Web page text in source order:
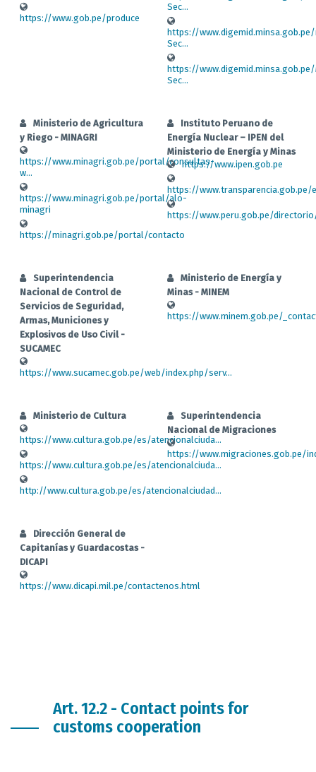
https://www.gob.pe/produce
Sec...
https://www.digemid.minsa.gob.pe/
Sec...
https://www.digemid.minsa.gob.pe/
Sec...
Ministerio de Agricultura
y Riego - MINAGRI
https://www.minagri.gob.pe/portal/consultas-
w...
https://www.minagri.gob.pe/portal/alo-
minagri
https://minagri.gob.pe/portal/contacto
Instituto Peruano de
Energía Nuclear – IPEN del
Ministerio de Energía y Minas
https://www.ipen.gob.pe
https://www.transparencia.gob.pe/
https://www.peru.gob.pe/
Superintendencia
Nacional de Control de
Servicios de Seguridad,
Armas, Municiones y
Explosivos de Uso Civil -
SUCAMEC
https://www.sucamec.gob.pe/web/index.php/serv...
Ministerio de Energía y
Minas - MINEM
https://www.minem.gob.pe/
Ministerio de Cultura
https://www.cultura.gob.pe/es/atencionalciuda...
https://www.cultura.gob.pe/es/atencionalciuda...
http://www.cultura.gob.pe/es/atencionalciudad...
Superintendencia
Nacional de Migraciones
https://www.migraciones.gob.pe/
Dirección General de
Capitanías y Guardacostas -
DICAPI
https://www.dicapi.mil.pe/contactenos.html
Art. 12.2 - Contact points for
customs cooperation